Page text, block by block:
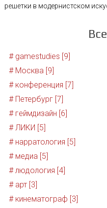
решетки в модернистском
# gamestudies [9]
# Москва [9]
# конференция [7]
# Петербург [7]
# геймдизайн [6]
# ЛИКИ [5]
# нарратология [5]
# медиа [5]
# людология [4]
# арт [3]
# кинематограф [3]